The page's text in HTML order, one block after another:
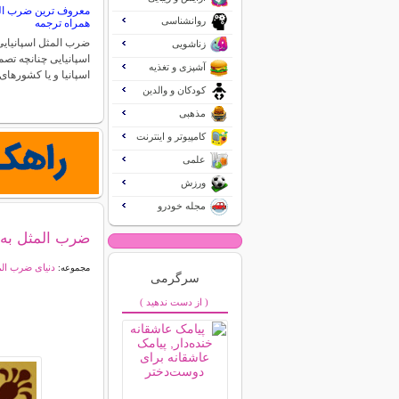
معروف ترین ضرب
همراه ترجمه
ضرب المثل
اسپانیایی چنانچه
اسپانیا و یا
ضرب المثل
مجموعه:دنیای ضرب
روانشناسی
زناشویی
آشپزی و تغذیه
کودکان و والدین
مذهبی
کامپیوتر و اینترنت
علمی
ورزش
مجله خودرو
سرگرمی
( از دست ندهید )